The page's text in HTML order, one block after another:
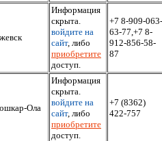
Информация
скрыта.
войдите на
сайт, либо
приобретите
доступ.
+7 8-909-063-
63-77,+7 8-
912-856-58-
87
Ола
Информация
скрыта.
войдите на
сайт, либо
приобретите
доступ.
+7 (8362)
422-757